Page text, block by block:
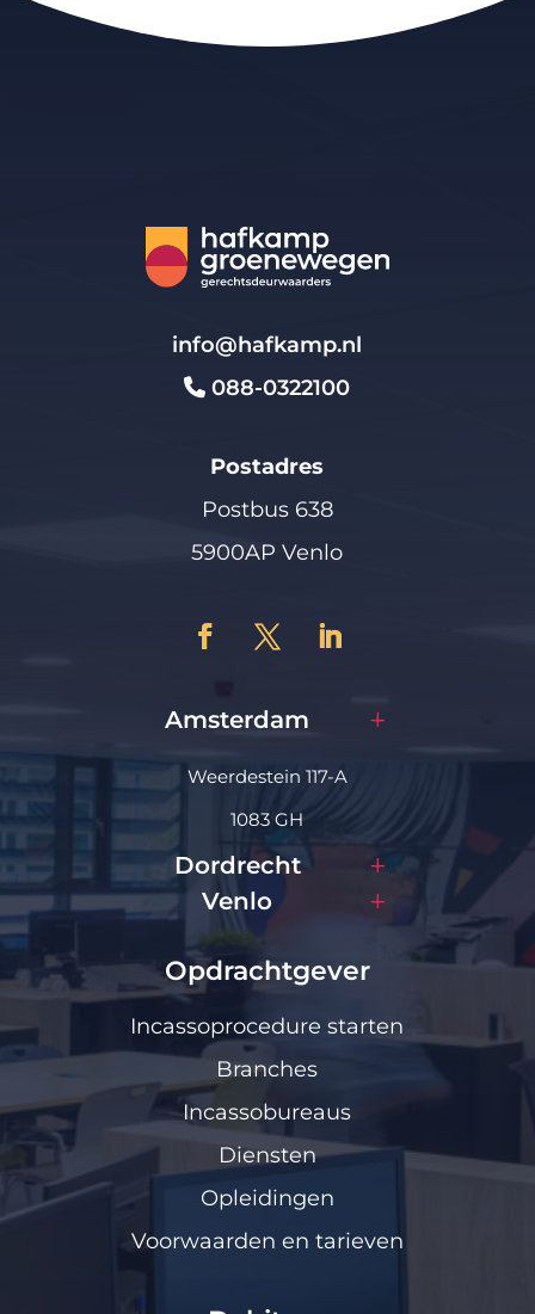
info@hafkamp.nl
088-0322100
Postadres
Postbus 638
5900AP Venlo
Amsterdam
Weerdestein 117-A
1083 GH
Dordrecht
Venlo
Opdrachtgever
Incassoprocedure starten
Branches
Incassobureaus
Diensten
Opleidingen
Voorwaarden en tarieven